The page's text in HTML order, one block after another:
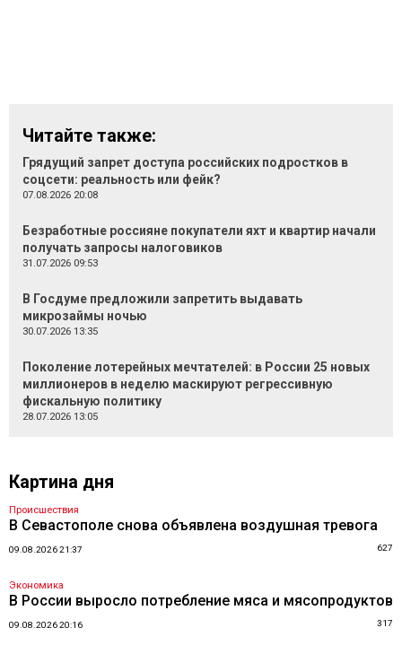
Читайте также:
Грядущий запрет доступа российских подростков в
соцсети: реальность или фейк?
07.08.2026 20:08
Безработные россияне покупатели яхт и квартир начали
получать запросы налоговиков
31.07.2026 09:53
В Госдуме предложили запретить выдавать
микрозаймы ночью
30.07.2026 13:35
Поколение лотерейных мечтателей: в России 25 новых
миллионеров в неделю маскируют регрессивную
фискальную политику
28.07.2026 13:05
Картина дня
Происшествия
В Севастополе снова объявлена воздушная тревога
09.08.2026 21:37 627
Экономика
В России выросло потребление мяса и мясопродуктов
09.08.2026 20:16 317